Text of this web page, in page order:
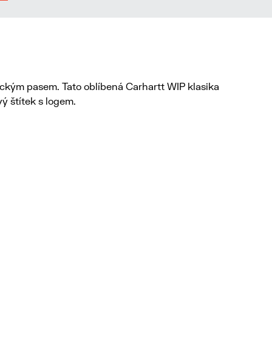
pasem. Tato oblíbená Carhartt WIP klasika
štítek s logem.